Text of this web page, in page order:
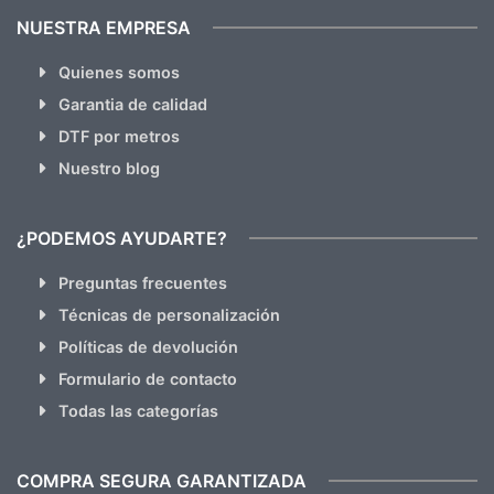
NUESTRA EMPRESA
Quienes somos
Garantia de calidad
DTF por metros
Nuestro blog
¿PODEMOS AYUDARTE?
Preguntas frecuentes
Técnicas de personalización
Políticas de devolución
Formulario de contacto
Todas las categorías
COMPRA SEGURA GARANTIZADA